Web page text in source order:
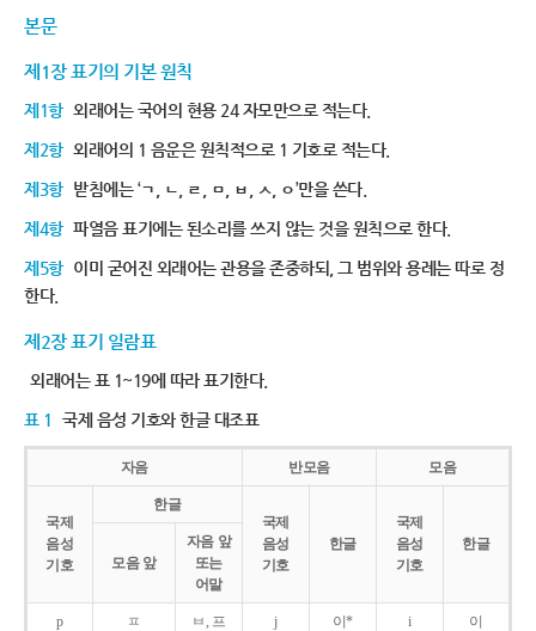
본문
제1장 표기의 기본 원칙
제1항 외래어는 국어의 현용 24 자모만으로 적는다.
제2항 외래어의 1 음운은 원칙적으로 1 기호로 적는다.
제3항 받침에는 ‘ㄱ, ㄴ, ㄹ, ㅁ, ㅂ, ㅅ, ㅇ’만을 쓴다.
제4항 파열음 표기에는 된소리를 쓰지 않는 것을 원칙으로 한다.
제5항 이미 굳어진 외래어는 관용을 존중하되, 그 범위와 용례는 따로 정
한다.
제2장 표기 일람표
외래어는 표 1~19에 따라 표기한다.
표 1 국제 음성 기호와 한글 대조표
자음 반모음 모음
국제
음성
기호
한글
국제
음성
기호
한글
국제
음성
기호
한글
모음 앞
자음 앞
또는
어말
p ㅍ ㅂ, 프 j 이* i 이